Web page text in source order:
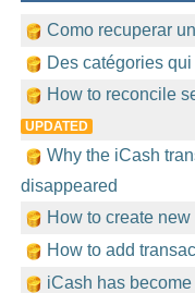
Como recuperar
Des catégories
How to reconcile
UPDATED
Why the iCash
disappeared
How to create
How to add
iCash has